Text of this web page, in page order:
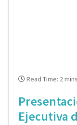
Read Time: 2 mins
Ejecutiva